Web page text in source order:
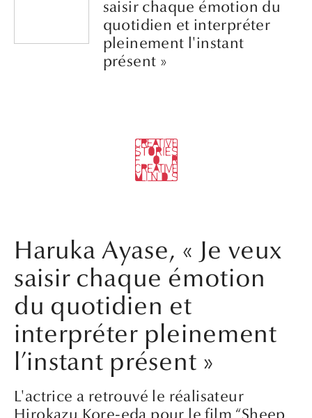
Haruka Ayase, « Je veux
du quotidien et
interpréter pleinement
l’instant présent »
L'actrice a retrouvé le réalisateur
Hirokazu Kore-eda pour le film “Sheep
in the Box”, prochainement en salles.
Texte Mika Hosoya Photographies Sakiko Nomura
Stylisme Mana Yamamoto Hair & Make-Up Masako Ide